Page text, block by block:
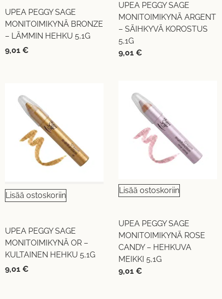
UPEA PEGGY SAGE
MONITOIMIKYNÄ BRONZE
– LÄMMIN HEHKU 5,1G
9,01 €
UPEA PEGGY SAGE
MONITOIMIKYNÄ ARGENT
– SÄIHKYVÄ KOROSTUS
5,1G
9,01 €
Lisää ostoskoriin
UPEA PEGGY SAGE
MONITOIMIKYNÄ OR –
KULTAINEN HEHKU 5,1G
9,01 €
Lisää ostoskoriin
UPEA PEGGY SAGE
MONITOIMIKYNÄ ROSE
CANDY – HEHKUVA
MEIKKI 5,1G
9,01 €